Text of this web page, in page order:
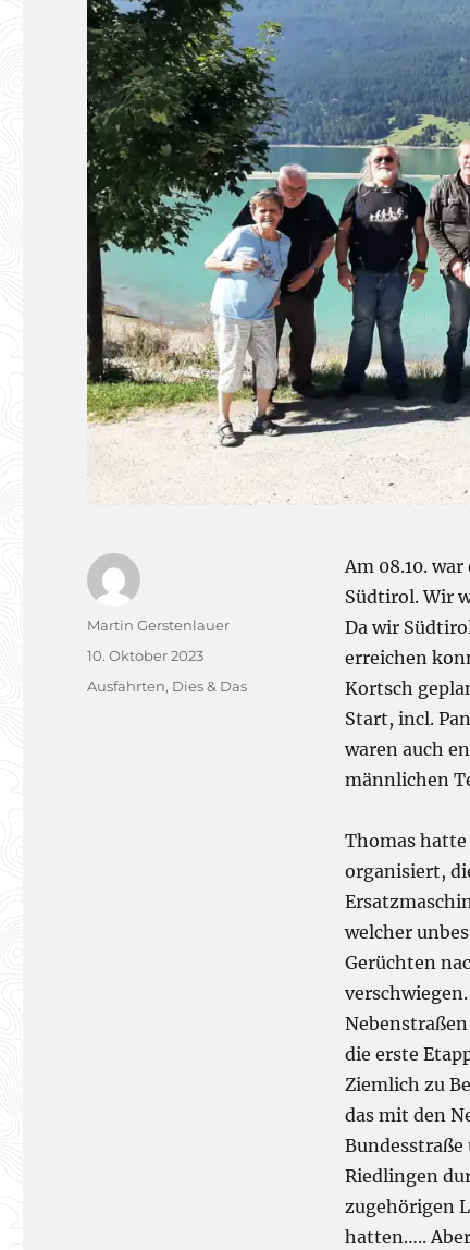
Am 08.10.
Südtirol. Wir
Da wir
erreichen
Kortsch
Start, incl.
waren auch
männlichen
Thomas hatte
organisiert,
welcher
Gerüchten
die erste
Ziemlich zu
das mit den
Riedlingen
zugehörigen
hatten…..
Autor
Martin Gerstenlauer
Veröffentlicht
am
10. Oktober 2023
Kategorien
Ausfahrten, Dies & Das